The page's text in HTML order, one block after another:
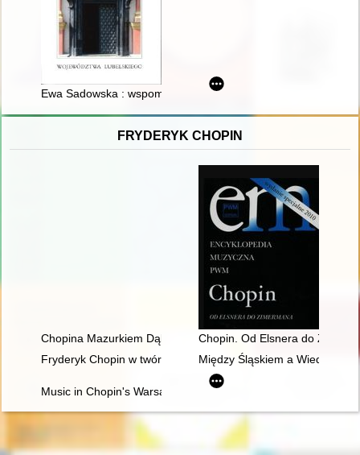
Ewa Sadowska : wspomnienie
FRYDERYK CHOPIN
Chopina Mazurkiem Dąbrowskiego urzeczenie
Chopin. Od Elsnera do
Fryderyk Chopin w twórczości Jarosława Iwaszkiewicza (w
Między Śląskiem a Wiedniem.
Music in Chopin's Warsaw